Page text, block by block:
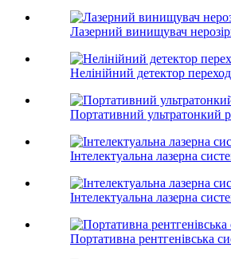
Лазерний винищувач
Нелінійний детектор
Портативний ультратонкий
Інтелектуальна лазерна
Інтелектуальна лазерна
Портативна рентгенівська